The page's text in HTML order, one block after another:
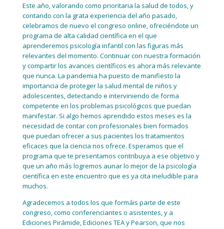
Este año, valorando como prioritaria la salud de todos, y
contando con la grata experiencia del año pasado,
celebramos de nuevo el congreso online, ofreciéndote un
programa de alta calidad científica en el que
aprenderemos psicología infantil con las figuras más
relevantes del momento. Continuar con nuestra formación
y compartir los avances científicos es ahora más relevante
que nunca. La pandemia ha puesto de manifiesto la
importancia de proteger la salud mental de niños y
adolescentes, detectando e interviniendo de forma
competente en los problemas psicológicos que puedan
manifestar. Si algo hemos aprendido estos meses es la
necesidad de contar con profesionales bien formados
que puedan ofrecer a sus pacientes los tratamientos
eficaces que la ciencia nos ofrece. Esperamos que el
programa que te presentamos contribuya a ese objetivo y
que un año más logremos aunar lo mejor de la psicología
científica en este encuentro que es ya cita ineludible para
muchos.
Agradecemos a todos los que formáis parte de este
congreso, como conferenciantes o asistentes, y a
Ediciones Pirámide, Ediciones TEA y Pearson, que nos